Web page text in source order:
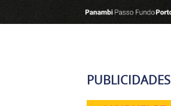
PUBLICIDADES